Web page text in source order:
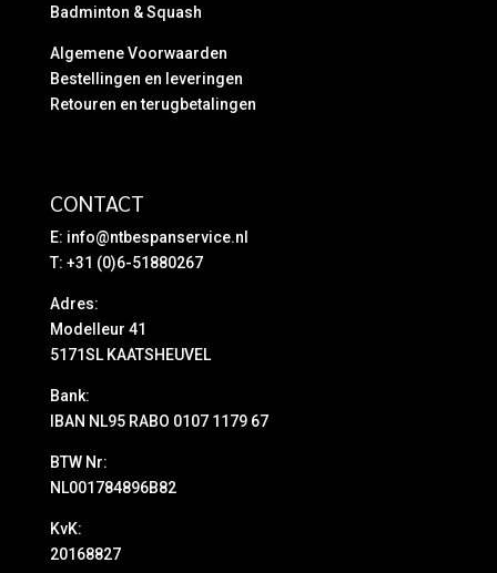
Badminton & Squash
Algemene Voorwaarden
Bestellingen en leveringen
Retouren en terugbetalingen
CONTACT
E: info@ntbespanservice.nl
T: +31 (0)6-51880267
Adres:
Modelleur 41
5171SL KAATSHEUVEL
Bank:
IBAN NL95 RABO 0107 1179 67
BTW Nr:
NL001784896B82
KvK:
20168827